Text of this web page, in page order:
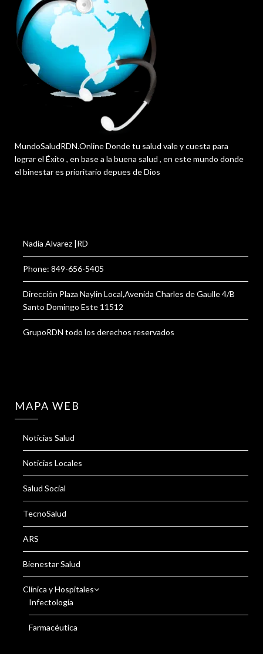
MundoSaludRDN.Online Donde tu salud vale y cuesta para
lograr el Éxito , en base a la buena salud , en este mundo donde
el binestar es prioritario depues de Dios
Nadia Alvarez |RD
Phone: 849-656-5405
Dirección Plaza Naylin Local,Avenida Charles de Gaulle 4/B
Santo Domingo Este 11512
GrupoRDN todo los derechos reservados
MAPA WEB
Noticias Salud
Noticias Locales
Salud Social
TecnoSalud
ARS
Bienestar Salud
Clínica y Hospitales
Infectología
Farmacéutica